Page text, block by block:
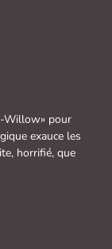
Willow» pour
exauce les
horrifié, que